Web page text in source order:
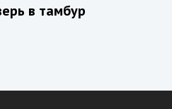
в тамбур